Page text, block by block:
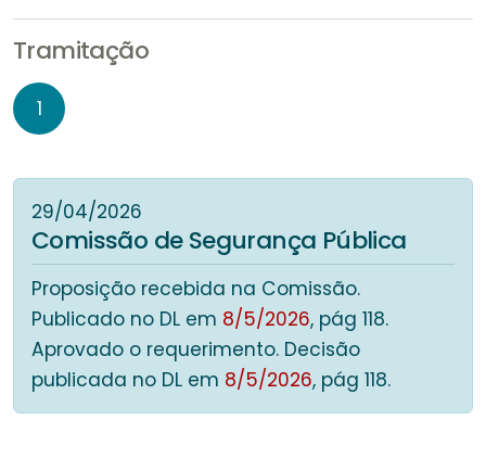
Tramitação
1
29/04/2026
Comissão de Segurança Pública
Proposição recebida na Comissão.
Publicado no DL em 8/5/2026, pág 118.
Aprovado o requerimento. Decisão
publicada no DL em 8/5/2026, pág 118.